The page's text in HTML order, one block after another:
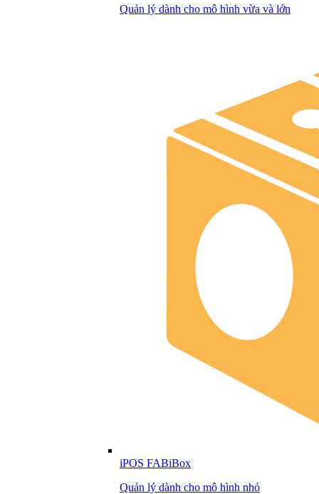
Quản lý dành cho mô hình vừa và lớn
iPOS FABiBox
Quản lý dành cho mô hình nhỏ